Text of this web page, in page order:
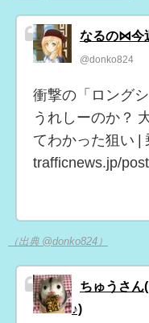
なるの⋈今
@donko824
衝撃の「ロング
うれしーのか？
てわかった狙い |
trafficnews.jp/
（出典 @donko824）
ちゅうさん
♪)